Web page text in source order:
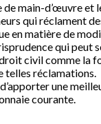
main-d’œuvre et
qui réclament
en matière de
qui peut
civil comme la
une
courante.